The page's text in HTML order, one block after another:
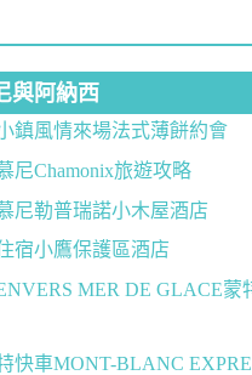
與阿納西
鎮風情來場法式薄餅約會
尼Chamonix旅遊攻略
尼勒普瑞諾小木屋酒店
宿小鷹保護區酒店
MER DE GLACE蒙
快車MONT-BLANC